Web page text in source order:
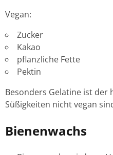
Vegan:
Zucker
Kakao
pflanzliche Fette
Pektin
Besonders Gelatine ist der
Süßigkeiten nicht vegan
Bienenwachs